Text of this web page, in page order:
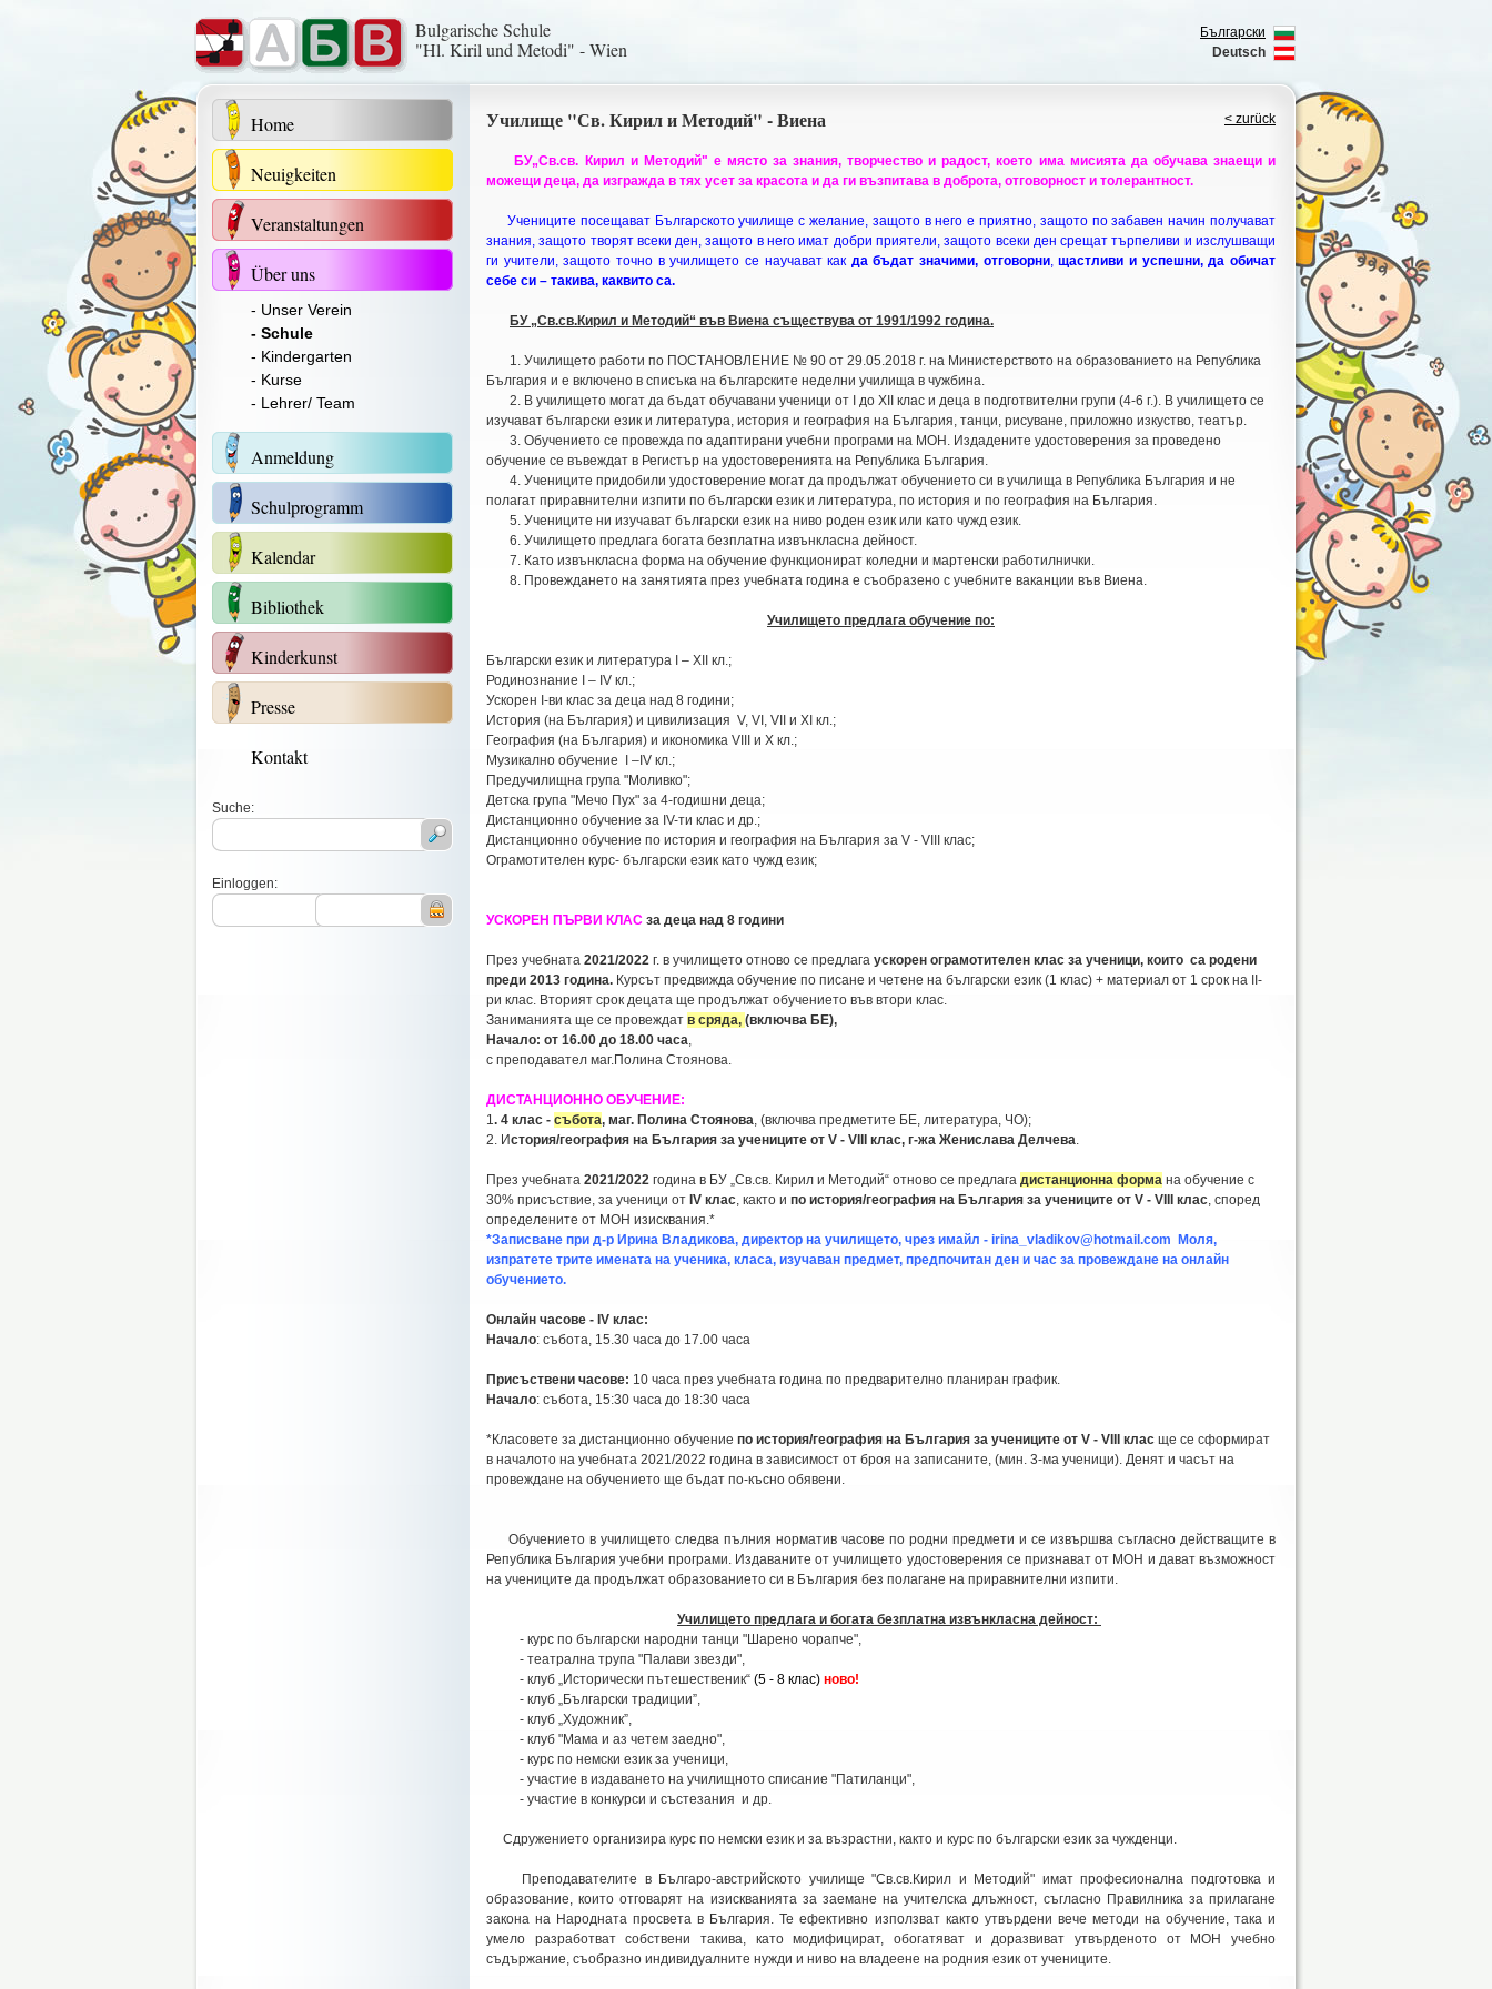
Bulgarische Schule
"Hl. Kiril und Metodi" - Wien
Български
Deutsch
Home
Neuigkeiten
Veranstaltungen
Über uns
- Unser Verein
- Schule
- Kindergarten
- Kurse
- Lehrer/ Team
Anmeldung
Schulprogramm
Kalendar
Bibliothek
Kinderkunst
Presse
Kontakt
Suche:
Einloggen:
< zurück
Училище "Св. Кирил и Методий" - Виена
БУ„Св.св. Кирил и Методий" е място за знания, творчество и радост, което има мисията да обучава знаещи и
можещи деца, да изгражда в тях усет за красота и да ги възпитава в доброта, отговорност и толерантност.
Учениците посещават Българското училище с желание, защото в него е приятно, защото по забавен начин получават
знания, защото творят всеки ден, защото в него имат добри приятели, защото всеки ден срещат търпеливи и изслушващи
ги учители, защото точно в училището се научават как да бъдат значими, отговорни,щастливи и успешни, да обичат
себе си – такива, каквито са.
БУ „Св.св.Кирил и Методий“ във Виена съществува от 1991/1992 година.
1. Училището работи по ПОСТАНОВЛЕНИЕ № 90 от 29.05.2018 г. на Министерството на образованието на Република
България и е включено в списъка на българските неделни училища в чужбина.
2. В училището могат да бъдат обучавани ученици от I до XII клас и деца в подготвителни групи (4-6 г.). В училището се
изучават български език и литература, история и география на България, танци, рисуване, приложно изкуство, театър.
3. Обучението се провежда по адаптирани учебни програми на МОН. Издадените удостоверения за проведено
обучение се въвеждат в Регистър на удостоверенията на Република България.
4. Учениците придобили удостоверение могат да продължат обучението си в училища в Република България и не
полагат приравнителни изпити по български език и литература, по история и по география на България.
5. Учениците ни изучават български език на ниво роден език или като чужд език.
6. Училището предлага богата безплатна извънкласна дейност.
7. Като извънкласна форма на обучение функционират коледни и мартенски работилнички.
8. Провеждането на занятията през учебната година е съобразено с учебните ваканции във Виена.
Училището предлага обучение по:
Български език и литература І – ХІІ кл.;
Родинознание І – ІV кл.;
Ускорен I-ви клас за деца над 8 години;
История (на България) и цивилизация V, VІ, VII и ХІ кл.;
География (на България) и икономика VІІI и Х кл.;
Музикално обучение І –ІV кл.;
Предучилищна група "Моливко";
Детска група "Мечо Пух" за 4-годишни деца;
Дистанционно обучение за IV-ти клас и др.;
Дистанционно обучение по история и география на България за V - VIII клас;
Ограмотителен курс- български език като чужд език;
УСКОРЕН ПЪРВИ КЛАС за деца над 8 години
През учебната 2021/2022 г. в училището отново се предлага ускорен ограмотителен клас за ученици, които са родени
преди 2013 година. Курсът предвижда обучение по писане и четене на български език (1 клас) + материал от 1 срок на II-
ри клас. Вторият срок децата ще продължат обучението във втори клас.
Заниманията ще се провеждат в сряда, (включва БЕ),
Начало: от 16.00 до 18.00 часа,
с преподавател маг.Полина Стоянова.
ДИСТАНЦИОННО ОБУЧЕНИЕ:
1. 4 клас - събота, маг. Полина Стоянова, (включва предметите БЕ, литература, ЧО);
2. История/география на България за учениците от V - VIII клас, г-жа Женислава Делчева.
През учебната 2021/2022 година в БУ „Св.св. Кирил и Методий“ отново се предлага дистанционна форма на обучение с
30% присъствие, за ученици от IV клас, както и по история/география на България за учениците от V - VIII клас, според
определените от МОН изисквания.*
*Записване при д-р Ирина Владикова, директор на училището, чрез имайл - irina_vladikov@hotmail.com Моля,
изпратете трите имената на ученика, класа, изучаван предмет, предпочитан ден и час за провеждане на онлайн
обучениетo.
Онлайн часове - IV клас:
Начало: събота, 15.30 часа до 17.00 часа
Присъствени часове: 10 часа през учебната година по предварително планиран график.
Начало: събота, 15:30 часа до 18:30 часа
*Класовете за дистанционно обучение по история/география на България за учениците от V - VIII клас ще се сформират
в началото на учебната 2021/2022 година в зависимост от броя на записаните, (мин. 3-ма ученици). Денят и часът на
провеждане на обучението ще бъдат по-късно обявени.
Обучението в училището следва пълния норматив часове по родни предмети и се извършва съгласно действащите в
Република България учебни програми. Издаваните от училището удостоверения се признават от МОН и дават възможност
на учениците да продължат образованието си в България без полагане на приравнителни изпити.
Училището предлага и богата безплатна извънкласна дейност:
- курс по български народни танци "Шарено чорапче",
- театрална трупа "Палави звезди",
- клуб „Исторически пътешественик“ (5 - 8 клас) ново!
- клуб „Български традиции”,
- клуб „Художник”,
- клуб "Мама и аз четем заедно",
- курс по немски език за ученици,
- участие в издаването на училищното списание "Патиланци",
- участие в конкурси и състезания и др.
Сдружението организира курс по немски език и за възрастни, както и курс по български език за чужденци.
Преподавателите в Българо-австрийското училище "Св.св.Кирил и Методий" имат професионална подготовка и
образование, които отговарят на изискванията за заемане на учителска длъжност, съгласно Правилника за прилагане
закона на Народната просвета в България. Те ефективно използват както утвърдени вече методи на обучение, така и
умело разработват собствени такива, като модифицират, обогатяват и доразвиват утвърденото от МОН учебно
съдържание, съобразно индивидуалните нужди и ниво на владеене на родния език от учениците.